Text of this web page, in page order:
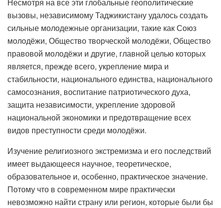
вызовы, независимому Таджикистану удалось создать
сильные молодежные организации, такие как Союз
молодёжи, Общество творческой молодёжи, Общество
правовой молодёжи и другие, главной целью которых
является, прежде всего, укрепление мира и
стабильности, национального единства, национального
самосознания, воспитание патриотического духа,
защита независимости, укрепление здоровой
национальной экономики и предотвращение всех
видов преступности среди молодёжи.
Изучение религиозного экстремизма и его последствий
имеет выдающееся научное, теоретическое,
образовательное и, особенно, практическое значение.
Потому что в современном мире практически
невозможно найти страну или регион, которые были бы